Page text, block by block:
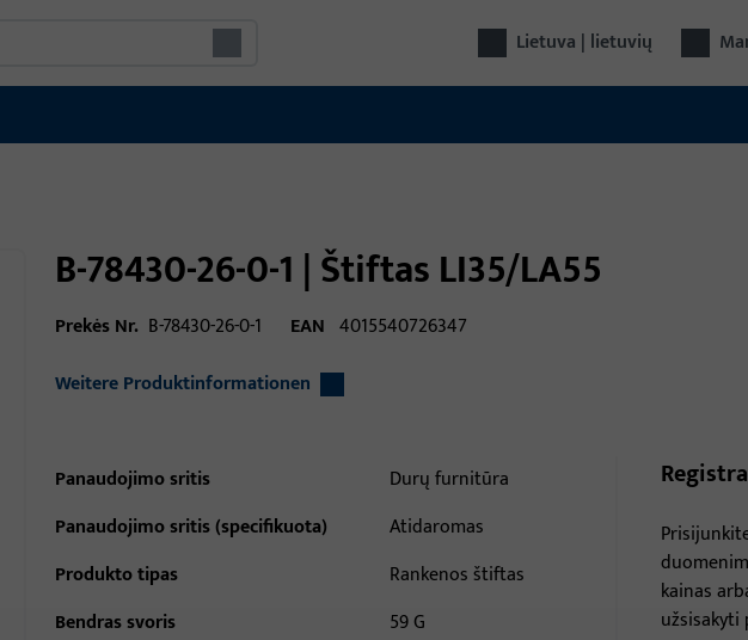
Lietuva | lietuvių
B-78430-26-0-1 | Štiftas LI35/LA55
Prekės Nr. B-78430-26-0-1 EAN 4015540726347
Weitere Produktinformationen
Panaudojimo sritis
Durų furnitūra
Panaudojimo sritis (specifikuota)
Atidaromas
Produkto tipas
Rankenos štiftas
Bendras svoris
59 G
kainas
užsisakyti